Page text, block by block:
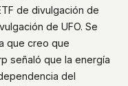
de divulgación de
de UFO. Se
que creo que
señaló que la energía
del